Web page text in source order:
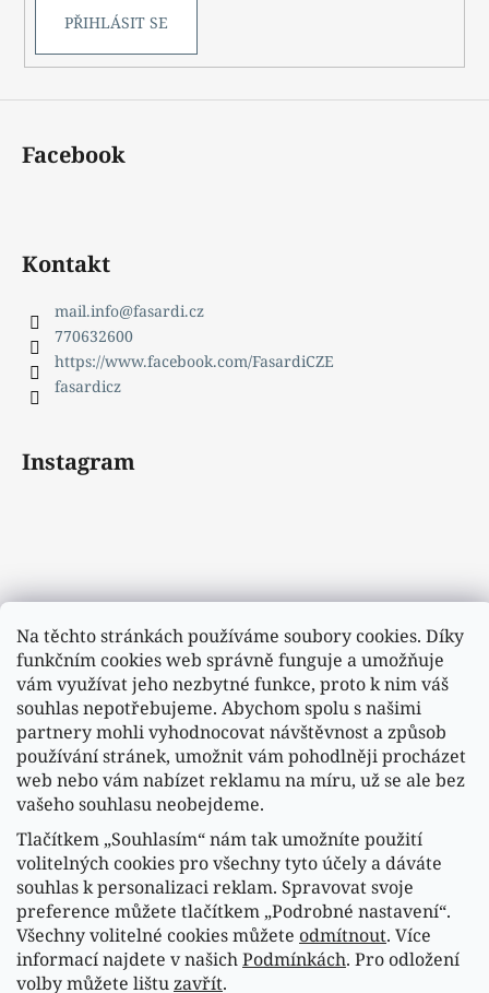
Na těchto stránkách používáme soubory cookies. Díky
funkčním cookies web správně funguje a umožňuje
vám využívat jeho nezbytné funkce, proto k nim váš
souhlas nepotřebujeme. Abychom spolu s našimi
partnery mohli vyhodnocovat návštěvnost a způsob
používání stránek, umožnit vám pohodlněji procházet
web nebo vám nabízet reklamu na míru, už se ale bez
vašeho souhlasu neobejdeme.
Tlačítkem „Souhlasím“ nám tak umožníte použití
volitelných cookies pro všechny tyto účely a dáváte
souhlas k personalizaci reklam. Spravovat svoje
preference můžete tlačítkem „Podrobné nastavení“.
Všechny volitelné cookies můžete odmítnout. Více
informací najdete v našichPodmínkách. Pro odložení
volby můžete lištuzavřít.
PŘIHLÁSIT SE
Facebook
Kontakt
mail.info@fasardi.cz
770632600
https://www.facebook.com/FasardiCZE
fasardicz
Instagram
Sledovat na Instagramu
Náš FACEBOOK